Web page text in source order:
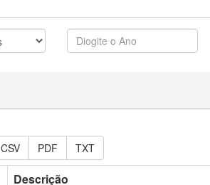
CSV PDF TXT
Descrição